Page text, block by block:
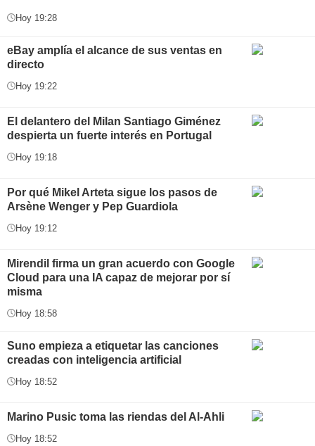
Hoy 19:28
eBay amplía el alcance de sus ventas en
directo
Hoy 19:22
El delantero del Milan Santiago Giménez
despierta un fuerte interés en Portugal
Hoy 19:18
Por qué Mikel Arteta sigue los pasos de
Arsène Wenger y Pep Guardiola
Hoy 19:12
Mirendil firma un gran acuerdo con Google
Cloud para una IA capaz de mejorar por sí
misma
Hoy 18:58
Suno empieza a etiquetar las canciones
creadas con inteligencia artificial
Hoy 18:52
Marino Pusic toma las riendas del Al-Ahli
Hoy 18:52